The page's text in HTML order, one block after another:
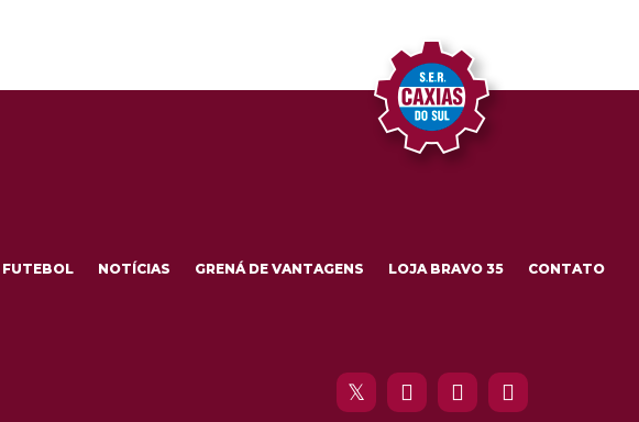
FUTEBOL NOTÍCIAS GRENÁ DE VANTAGENS LOJA BRAVO 35 CONTATO